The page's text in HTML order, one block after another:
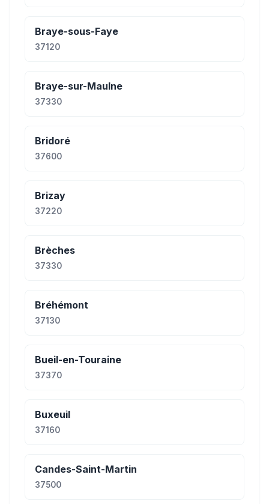
Braye-sous-Faye
37120
Braye-sur-Maulne
37330
Bridoré
37600
Brizay
37220
Brèches
37330
Bréhémont
37130
Bueil-en-Touraine
37370
Buxeuil
37160
Candes-Saint-Martin
37500